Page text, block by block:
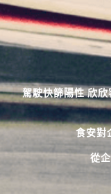
駕駛快篩陽性 欣
食安對
從